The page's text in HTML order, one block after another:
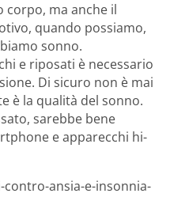
corpo, ma anche il
quando possiamo,
sonno.
e riposati è necessario
Di sicuro non è mai
è la qualità del sonno.
sarebbe bene
e apparecchi hi-
contro-ansia-e-insonnia-